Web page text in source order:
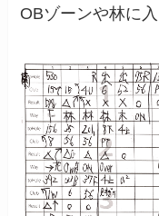
OBゾーンや林に